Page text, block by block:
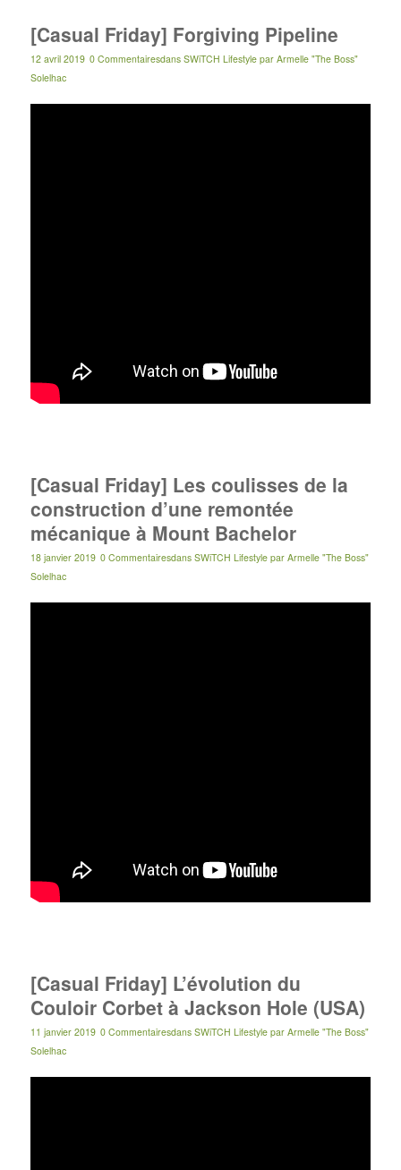
[Casual Friday] Forgiving Pipeline
12 avril 2019 0 Commentairesdans SWiTCH Lifestyle par Armelle "The Boss"
Solelhac
[Casual Friday] Les coulisses de la
construction d’une remontée
mécanique à Mount Bachelor
18 janvier 2019 0 Commentairesdans SWiTCH Lifestyle par Armelle "The Boss"
Solelhac
[Casual Friday] L’évolution du
Couloir Corbet à Jackson Hole (USA)
11 janvier 2019 0 Commentairesdans SWiTCH Lifestyle par Armelle "The Boss"
Solelhac